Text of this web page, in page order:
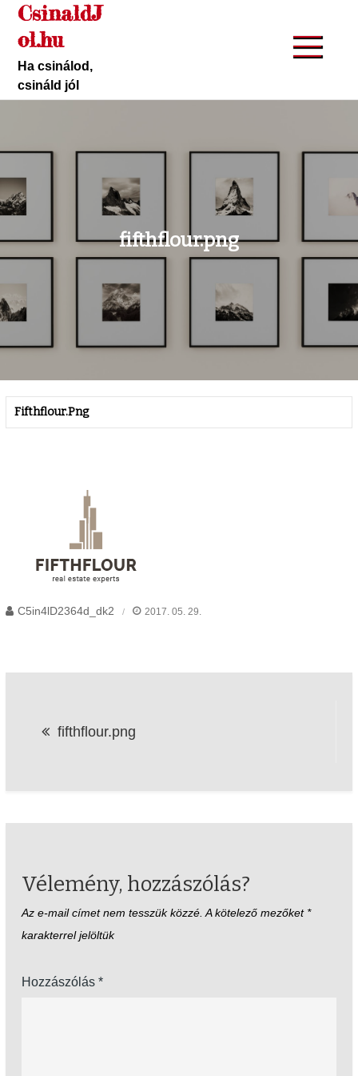
SkipCsinaldJ
ol.hu
Ha csinálod,
csináld jól
fifthflour.png
Fifthflour.png
C5in4lD2364d_dk2 2017. 05. 29.
navigáció
fifthflour.png
Vélemény, hozzászólás?
Az e-mail címet nem tesszük közzé. A kötelező mezőket *
karakterrel jelöltük
Hozzászólás*